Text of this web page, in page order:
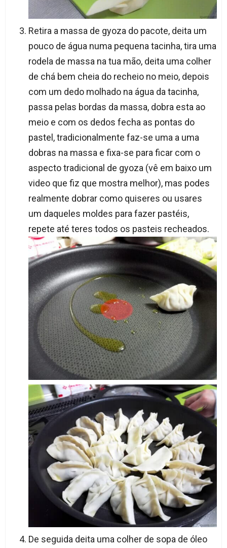
Retira a massa de gyoza do pacote, deita um
pouco de água numa pequena tacinha, tira uma
rodela de massa na tua mão, deita uma colher
de chá bem cheia do recheio no meio, depois
com um dedo molhado na água da tacinha,
passa pelas bordas da massa, dobra esta ao
meio e com os dedos fecha as pontas do
pastel, tradicionalmente faz-se uma a uma
dobras na massa e fixa-se para ficar com o
aspecto tradicional de gyoza (vê em baixo um
video que fiz que mostra melhor), mas podes
realmente dobrar como quiseres ou usares
um daqueles moldes para fazer pastéis,
repete até teres todos os pasteis recheados.
De seguida deita uma colher de sopa de óleo